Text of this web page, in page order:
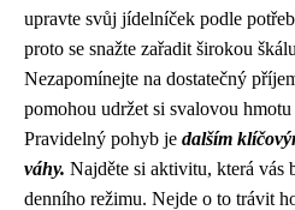
upravte svůj jídelníček podle
proto se snažte zařadit širokou
Nezapomínejte na dostatečný
pomohou udržet si svalovou
Pravidelný pohyb je dalším
váhy. Najděte si aktivitu, která vás
denního režimu. Nejde o to trávit